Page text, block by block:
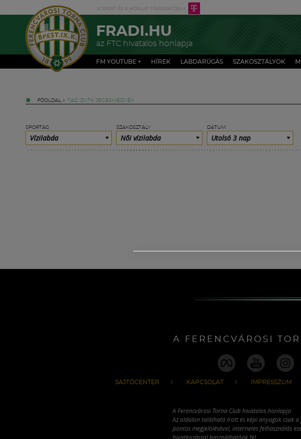
FRADI.HU
az FTC hivatalos honlapja
FM YOUTUBE + HÍREK LABDARÚGÁS SZAKOSZTÁLYOK
FŐOLDAL » TAG: DVTK JEGESMEDVÉK
SPORTÁG
Vízilabda
SZAKOSZTÁLY
Női vízilabda
DÁTUM
Utolsó 3 nap
A FERENCVÁROSI
SAJTÓCENTER KAPCSOLAT IMPRESSZUM
A Ferencvárosi Torna Club hivatalos honlapja
Az oldalon található írott és képi anyagok csak
pontos megjelölésével, internetes felhasználás
hivatkozással használhatóak fel.